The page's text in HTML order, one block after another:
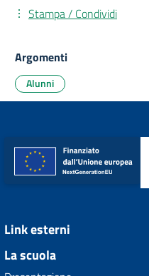
Stampa / Condividi
Argomenti
Alunni
Link esterni
La scuola